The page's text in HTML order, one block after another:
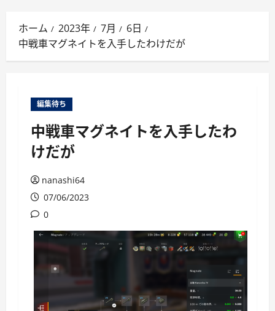
ン
メ
ニ
ホーム 2023年 7月
6日
中戦車マグネイトを入手したわけだが
編集待ち
中戦車マグネイトを入手したわ
けだが
nanashi64
07/06/2023
0